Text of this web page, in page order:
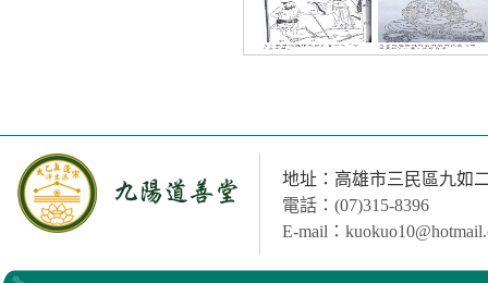
地址：高雄市三民區九如
電話：(07)315-8396
E-mail：